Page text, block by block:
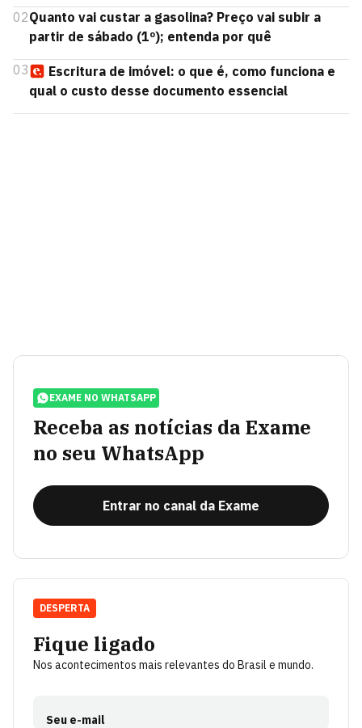
02Quanto vai custar a gasolina? Preço vai subir a
partir de sábado (1º); entenda por quê
03
Escritura de imóvel: o que é, como funciona e
qual o custo desse documento essencial
EXAME NO WHATSAPP
Receba as notícias da Exame
no seu WhatsApp
Entrar no canal da Exame
Fique ligado
Nos acontecimentos mais relevantes do Brasil e mundo.
Seu e-mail
DESPERTA